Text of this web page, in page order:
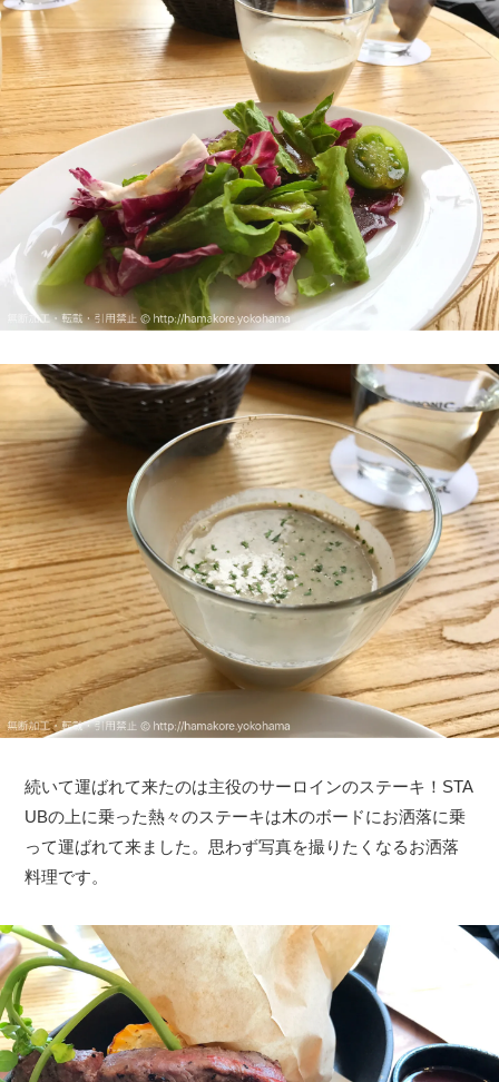
続いて運ばれて来たのは主役のサーロインのステーキ！STA
UBの上に乗った熱々のステーキは木のボードにお洒落に乗
って運ばれて来ました。思わず写真を撮りたくなるお洒落
料理です。